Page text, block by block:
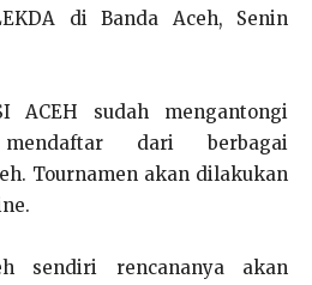
di Banda Aceh, Senin
ACEH sudah mengantongi
dari berbagai
Tournamen akan dilakukan
sendiri rencananya akan